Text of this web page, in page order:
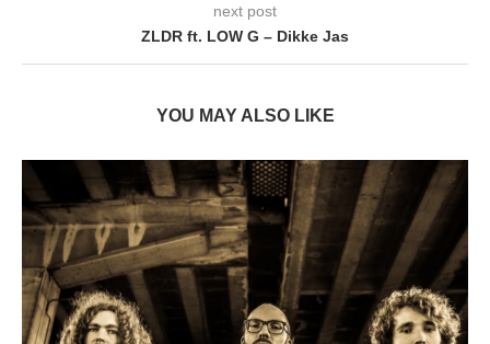
next post
ZLDR ft. LOW G – Dikke Jas
YOU MAY ALSO LIKE